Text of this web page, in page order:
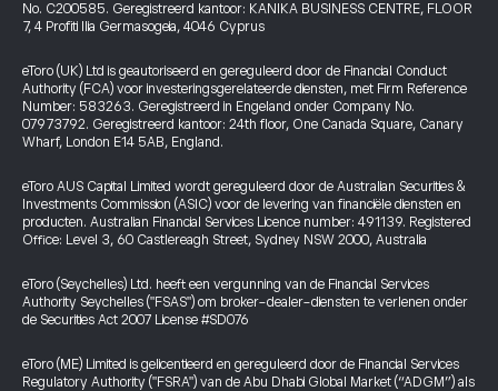
No. C200585. Geregistreerd kantoor: KANIKA BUSINESS CENTRE, FLOOR
7, 4 Profiti Ilia Germasogeia, 4046 Cyprus
eToro (UK) Ltd is geautoriseerd en gereguleerd door de Financial Conduct
Authority (FCA) voor investeringsgerelateerde diensten, met Firm Reference
Number: 583263. Geregistreerd in Engeland onder Company No.
07973792. Geregistreerd kantoor: 24th floor, One Canada Square, Canary
Wharf, London E14 5AB, England.
eToro AUS Capital Limited wordt gereguleerd door de Australian Securities &
Investments Commission (ASIC) voor de levering van financiële diensten en
producten. Australian Financial Services Licence number: 491139. Registered
Office: Level 3, 60 Castlereagh Street, Sydney NSW 2000, Australia
eToro (Seychelles) Ltd. heeft een vergunning van de Financial Services
Authority Seychelles ("FSAS") om broker-dealer-diensten te verlenen onder
de Securities Act 2007 License #SD076
eToro (ME) Limited is gelicentieerd en gereguleerd door de Financial Services
Regulatory Authority ("FSRA") van de Abu Dhabi Global Market (“ADGM”) als